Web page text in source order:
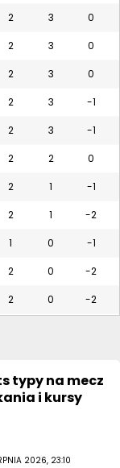
2 3 0
2 3 0
2 3 0
2 3 -1
2 3 -1
2 2 0
2 1 -1
2 1 -2
1 0 -1
2 0 -2
2 0 -2
typy na mecz
i kursy
2026, 23:10